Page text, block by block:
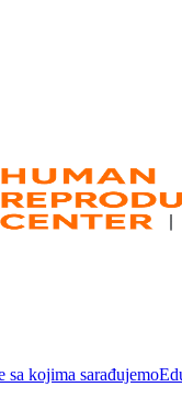
sa kojima sarađujemo